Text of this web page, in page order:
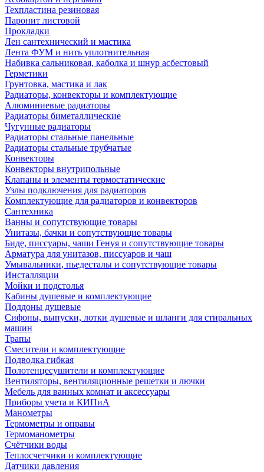
Техпластина резиновая
Паронит листовой
Прокладки
Лен сантехнический и мастика
Лента ФУМ и нить уплотнительная
Набивка сальниковая, каболка и шнур асбестовый
Герметики
Грунтовка, мастика и лак
Радиаторы, конвекторы и комплектующие
Алюминиевые радиаторы
Радиаторы биметаллические
Чугунные радиаторы
Радиаторы стальные панельные
Радиаторы стальные трубчатые
Конвекторы
Конвекторы внутрипольные
Клапаны и элементы термостатические
Узлы подключения для радиаторов
Комплектующие для радиаторов и конвекторов
Сантехника
Ванны и сопутствующие товары
Унитазы, бачки и сопутствующие товары
Биде, писсуары, чаши Генуя и сопутствующие товары
Арматура для унитазов, писсуаров и чаш
Умывальники, пьедесталы и сопутствующие товары
Инсталляции
Мойки и подстолья
Кабины душевые и комплектующие
Поддоны душевые
Сифоны, выпуски, лотки душевые и шланги для стиральных
машин
Трапы
Смесители и комплектующие
Подводка гибкая
Полотенцесушители и комплектующие
Вентиляторы, вентиляционные решетки и лючки
Мебель для ванных комнат и аксессуары
Приборы учета и КИПиА
Манометры
Термометры и оправы
Термоманометры
Счётчики воды
Теплосчетчики и комплектующие
Датчики давления